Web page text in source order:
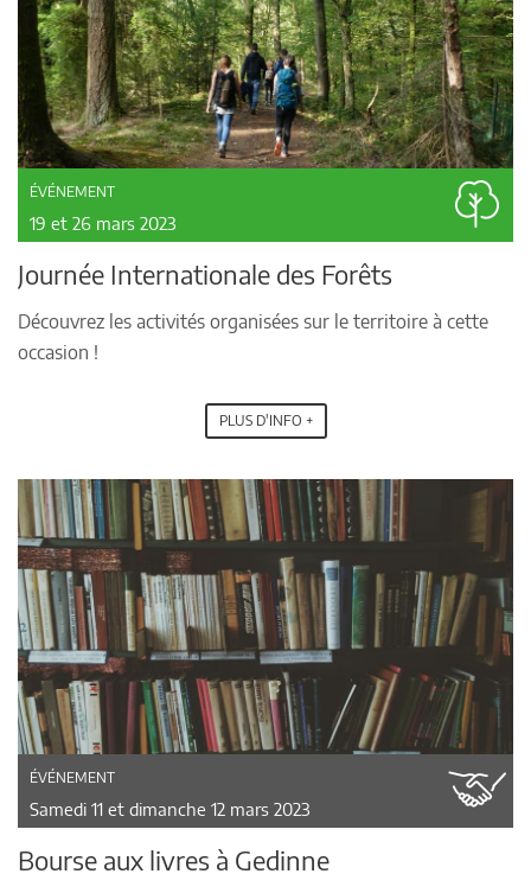
ÉVÉNEMENT
19 et 26 mars 2023
Journée Internationale des Forêts
Découvrez les activités organisées sur le territoire à cette
occasion !
PLUS D'INFO +
ÉVÉNEMENT
Samedi 11 et dimanche 12 mars 2023
Bourse aux livres à Gedinne